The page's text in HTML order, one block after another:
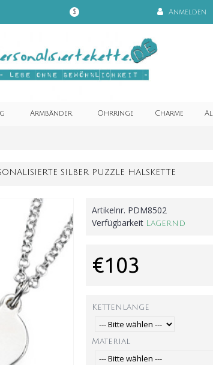
$ Anmelden
Armbänder Ohrringe Charme
SILBER PUZZLE HALSKETTE
Artikelnr. PDM8502
Verfügbarkeit Lagernd
€103
Kettenlänge
Material